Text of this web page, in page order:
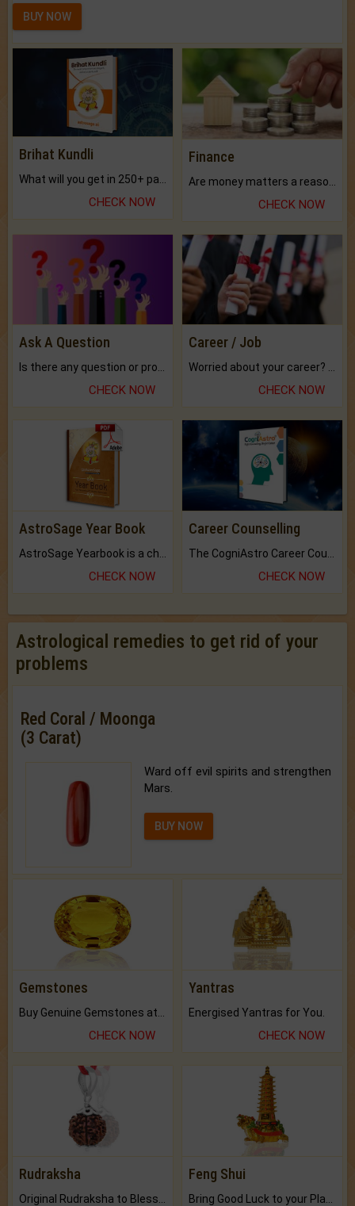
BUY NOW
Brihat Kundli
CHECK NOW
Finance
CHECK NOW
Ask A Question
CHECK NOW
Career / Job
CHECK NOW
AstroSage Year Book
CHECK NOW
Career Counselling
CHECK NOW
Astrological remedies to get rid of your
problems
Red Coral / Moonga
(3 Carat)
Ward off evil spirits and strengthen
Mars.
BUY NOW
Gemstones
CHECK NOW
Yantras
Energised Yantras for You.
CHECK NOW
Rudraksha Feng Shui